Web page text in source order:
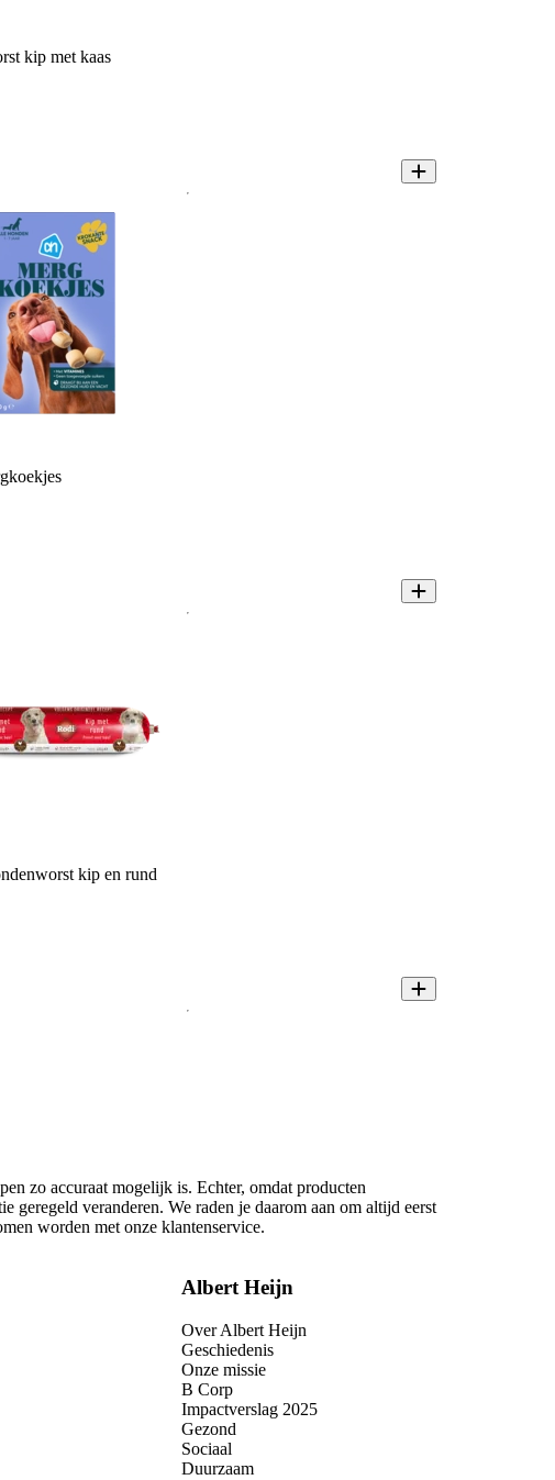
kip met kaas
kip en rund
zo accuraat mogelijk is. Echter, omdat producten
veranderen. We raden je daarom aan om altijd eerst
worden met onze klantenservice.
Albert Heijn
Over Albert Heijn
Geschiedenis
Onze missie
B Corp
Impactverslag 2025
Gezond
Sociaal
Duurzaam